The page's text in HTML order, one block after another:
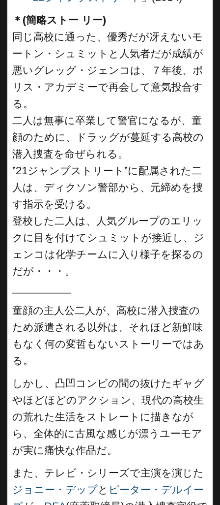
＊(簡略ストー リー)
同じ高校に通った、優秀だが冴えないモ
ートン・シュミットと人気者だが成績が
悪いグレッグ・ジェンコは、７年後、ポ
リス・アカデミーで再会して意気投合す
る。
二人は無事に卒業して警官になるが、童
顔のために、ドラッグが蔓延する高校の
潜入捜査を命ぜられる。
”21ジャンプストリート”に配属された二
人は、ディクソン警部から、元締めを捜
す指示を受ける。
登校した二人は、人気グループのエリッ
クに目を付けてシュミットが接近し、ジ
ェンコは化学チームに入り様子を探るの
だが・・・。
童顔の主人公二人が、高校に潜入捜査の
ため派遣される以外は、それほど新鮮味
もなく何の変哲もないストーリーではあ
る。
しかし、凸凹コンビの間の抜けたギャグ
やほどほどのアクション、現代の高校生
の荒れた生活をストレートに描きなが
ら、全体的に古風な感じが漂うユーモア
が実に痛快な作品だ。
また、テレビ・シリーズで主演を演じた
ジョニー・デップと ピーター・デルイー